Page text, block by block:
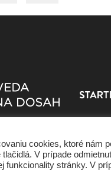
Inzercia Podmienky
cookies, ktoré nám
V prípade
funkcionality stránky. V